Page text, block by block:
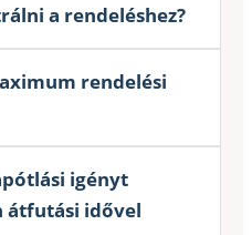
a rendeléshez?
rendelési
igényt
átfutási idővel